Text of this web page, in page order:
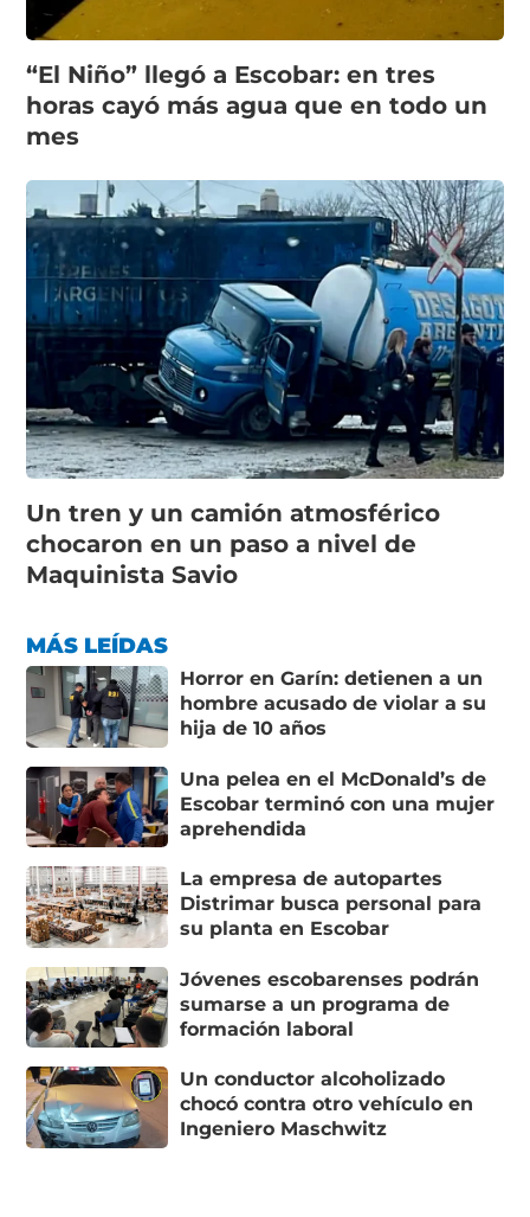
“El Niño” llegó a Escobar: en tres
horas cayó más agua que en todo un
mes
Un tren y un camión atmosférico
chocaron en un paso a nivel de
Maquinista Savio
MÁS LEÍDAS
Horror en Garín: detienen a un
hombre acusado de violar a su
hija de 10 años
Una pelea en el McDonald’s de
Escobar terminó con una mujer
aprehendida
La empresa de autopartes
Distrimar busca personal para
su planta en Escobar
Jóvenes escobarenses podrán
sumarse a un programa de
formación laboral
Un conductor alcoholizado
chocó contra otro vehículo en
Ingeniero Maschwitz